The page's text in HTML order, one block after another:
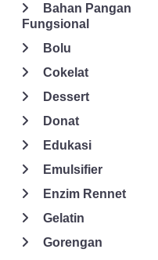
Bahan Pangan
Fungsional
Bolu
Cokelat
Dessert
Donat
Edukasi
Emulsifier
Enzim Rennet
Gelatin
Gorengan